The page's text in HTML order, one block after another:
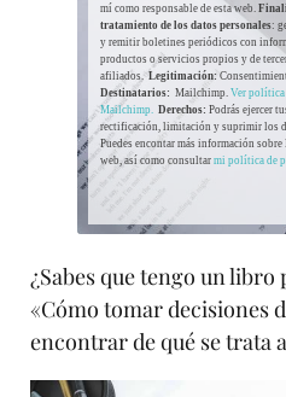
mí como responsable de esta web.
tratamiento de los datos personales:
y remitir boletines periódicos con
productos o servicios propios y de
afiliados.Legitimación:
Destinatarios: Mailchimp. Ver política
Mailchimp. Derechos: Podrás ejercer
rectificación, limitación y suprimir los
Puedes encontar más información
web, así como consultar mi política de
¿Sabes que tengo un libro
«Cómo tomar decisiones
encontrar de qué se trata